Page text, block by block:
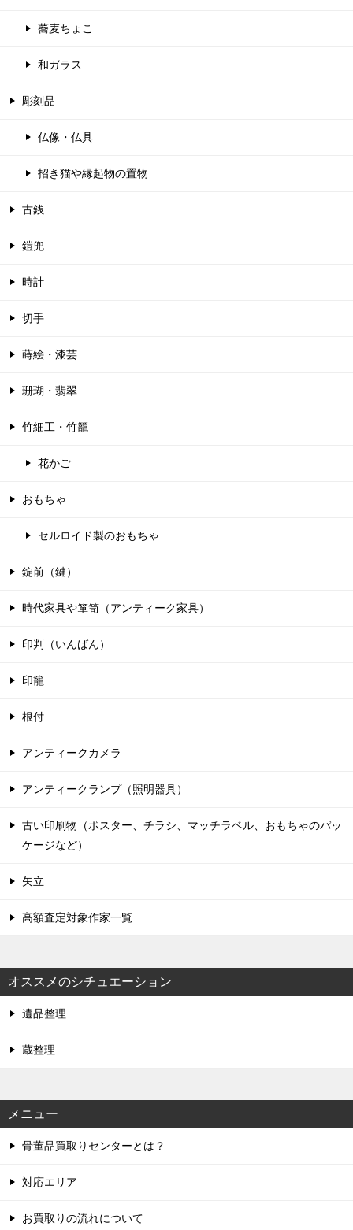
蕎麦ちょこ
和ガラス
彫刻品
仏像・仏具
招き猫や縁起物の置物
古銭
鎧兜
時計
切手
蒔絵・漆芸
珊瑚・翡翠
竹細工・竹籠
花かご
おもちゃ
セルロイド製のおもちゃ
錠前（鍵）
時代家具や箪笥（アンティーク家具）
印判（いんばん）
印籠
根付
アンティークカメラ
アンティークランプ（照明器具）
古い印刷物（ポスター、チラシ、マッチラベル、おもちゃのパッ
ケージなど）
矢立
高額査定対象作家一覧
オススメのシチュエーション
遺品整理
蔵整理
メニュー
骨董品買取りセンターとは？
対応エリア
お買取りの流れについて